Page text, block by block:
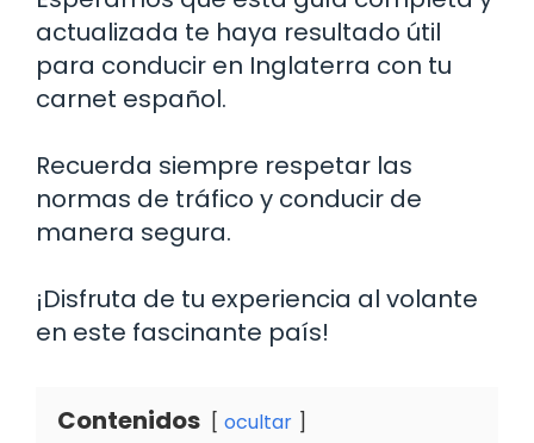
actualizada te haya resultado útil
para conducir en Inglaterra con tu
carnet español.
Recuerda siempre respetar las
normas de tráfico y conducir de
manera segura.
¡Disfruta de tu experiencia al volante
en este fascinante país!
Contenidos ocultar